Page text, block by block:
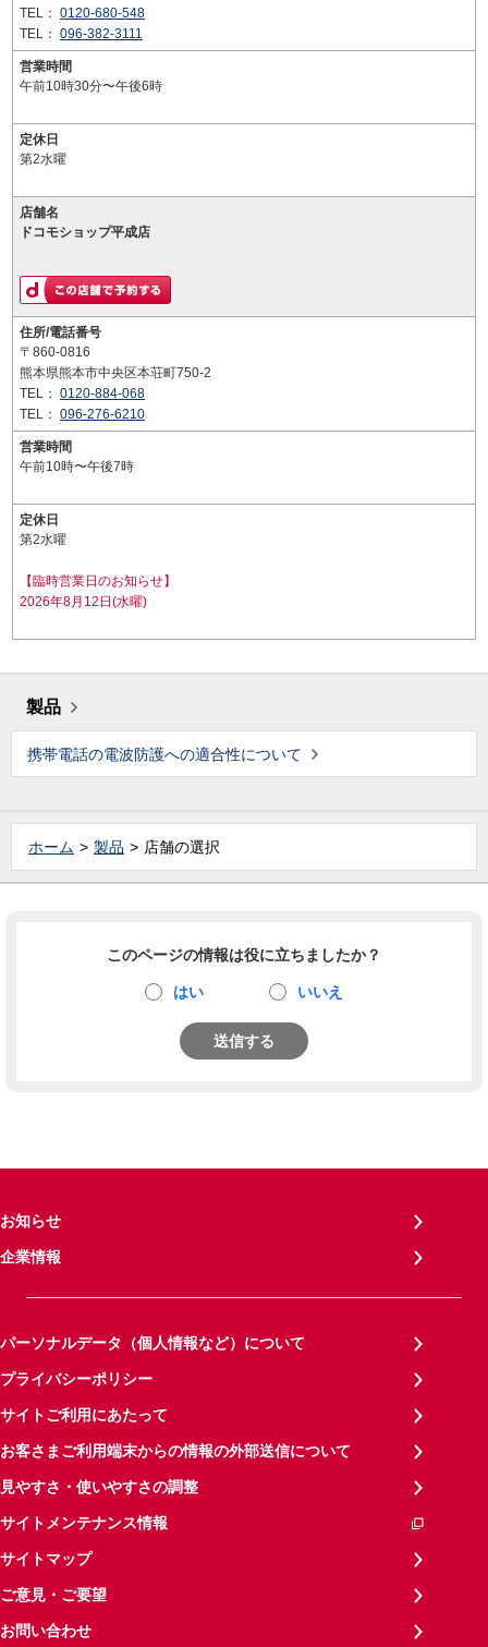
TEL： 0120-680-548
TEL： 096-382-3111
営業時間
午前10時30分〜午後6時
定休日
第2水曜
店舗名
ドコモショップ平成店
住所/電話番号
〒860-0816
熊本県熊本市中央区本荘町750-2
TEL： 0120-884-068
TEL： 096-276-6210
営業時間
午前10時〜午後7時
定休日
第2水曜
【臨時営業日のお知らせ】
2026年8月12日(水曜)
製品
携帯電話の電波防護への適合性について
ホーム 製品 店舗の選択
このページの情報は役に立ちましたか？
はい いいえ
送信する
お知らせ
企業情報
パーソナルデータ（個人情報など）について
プライバシーポリシー
サイトご利用にあたって
お客さまご利用端末からの情報の外部送信について
見やすさ・使いやすさの調整
サイトメンテナンス情報
サイトマップ
ご意見・ご要望
お問い合わせ